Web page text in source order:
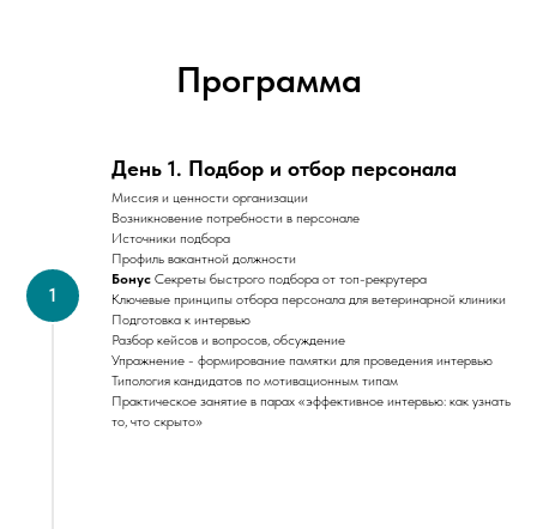
Программа
День 1. Подбор и отбор персонала
Миссия и ценности организации
Возникновение потребности в персонале
Источники подбора
Профиль вакантной должности
Бонус Секреты быстрого подбора от топ-рекрутера
Ключевые принципы отбора персонала для ветеринарной клиники
Подготовка к интервью
Разбор кейсов и вопросов, обсуждение
Упражнение - формирование памятки для проведения интервью
Типология кандидатов по мотивационным типам
Практическое занятие в парах «эффективное интервью: как узнать
то, что скрыто»